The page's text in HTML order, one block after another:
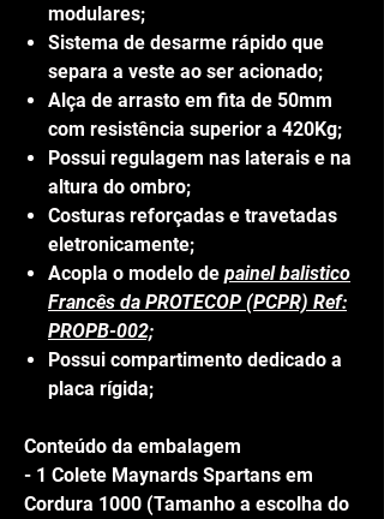
modulares;
Sistema de desarme rápido que
separa a veste ao ser acionado;
Alça de arrasto em fita de 50mm
com resistência superior a 420Kg;
Possui regulagem nas laterais e na
altura do ombro;
Costuras reforçadas e travetadas
eletronicamente;
Acopla o modelo de painel balistico
Francês da PROTECOP (PCPR) Ref:
PROPB-002;
Possui compartimento dedicado a
placa rígida;
Conteúdo da embalagem
- 1 Colete Maynards Spartans em
Cordura 1000 (Tamanho a escolha do